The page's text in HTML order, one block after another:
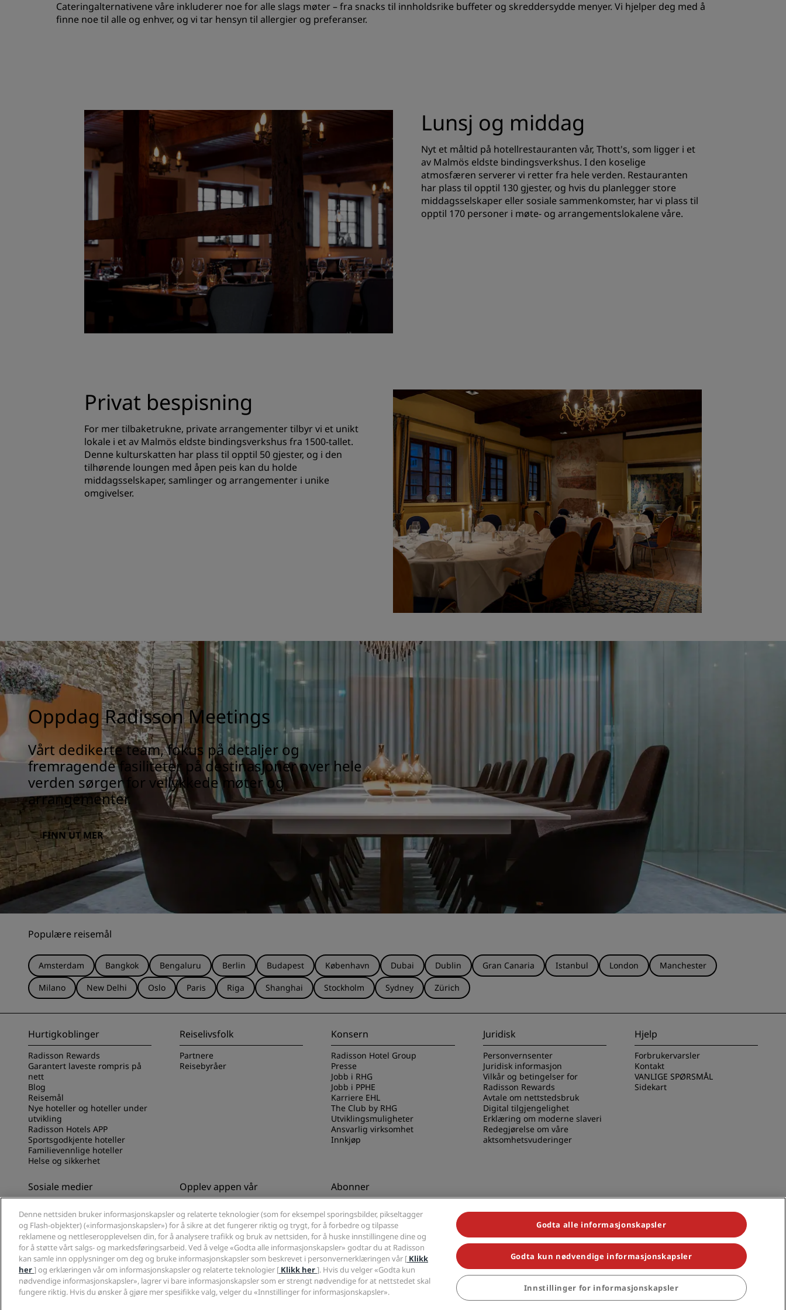
Cateringalternativene våre inkluderer noe for alle slags møter – fra snacks til innholdsrike buffeter og skreddersydde menyer. Vi hjelper deg med å
finne noe til alle og enhver, og vi tar hensyn til allergier og preferanser.
Lunsj og middag
Nyt et måltid på hotellrestauranten vår, Thott's, som ligger i et
av Malmös eldste bindingsverkshus. I den koselige
atmosfæren serverer vi retter fra hele verden. Restauranten
har plass til opptil 130 gjester, og hvis du planlegger store
middagsselskaper eller sosiale sammenkomster, har vi plass til
opptil 170 personer i møte- og arrangementslokalene våre.
Privat bespisning
For mer tilbaketrukne, private arrangementer tilbyr vi et unikt
lokale i et av Malmös eldste bindingsverkshus fra 1500-tallet.
Denne kulturskatten har plass til opptil 50 gjester, og i den
tilhørende loungen med åpen peis kan du holde
middagsselskaper, samlinger og arrangementer i unike
omgivelser.
Oppdag Radisson Meetings
Vårt dedikerte team, fokus på detaljer og
fremragende fasiliteter på destinasjoner over hele
verden sørger for vellykkede møter og
arrangementer.
FINN UT MER
Populære reisemål
Amsterdam Bangkok Bengaluru Berlin Budapest København Dubai Dublin Gran Canaria Istanbul London
Manchester
Milano
New Delhi Oslo Paris Riga Shanghai Stockholm Sydney Zürich
Hurtigkoblinger
Radisson Rewards
Garantert laveste rompris på
nett
Blog
Reisemål
Nye hoteller og hoteller under
utvikling
Radisson Hotels APP
Sportsgodkjente hoteller
Familievennlige hoteller
Helse og sikkerhet
Reiselivsfolk
Partnere
Reisebyråer
Konsern
Radisson Hotel Group
Presse
Jobb i RHG
Jobb i PPHE
Karriere EHL
The Club by RHG
Utviklingsmuligheter
Ansvarlig virksomhet
Innkjøp
Juridisk
Personvernsenter
Juridisk informasjon
Vilkår og betingelser for
Radisson Rewards
Avtale om nettstedsbruk
Digital tilgjengelighet
Erklæring om moderne slaveri
Redegjørelse om våre
aktsomhetsvuderinger
Hjelp
Forbrukervarsler
Kontakt
VANLIGE SPØRSMÅL
Sidekart
Sosiale medier Opplev appen vår Abonner
populære tilbudene våre
© 2026 Radisson Hotel Group.Med enerett. RHG Radisson Hotel Group, Radisson, Radisson RED, Radisson Blu, Radisson Collection, Radisson Individuals, Park Plaza, Park Inn, Country Inn & Suites, Prize by Radisson, Radisson
Rewards og Radisson Meetings er varemerker som tilhører Radisson Hotel Group.
Denne nettsiden bruker informasjonskapsler og relaterte teknologier (som for eksempel sporingsbilder, pikseltagger
og Flash-objekter) («informasjonskapsler») for å sikre at det fungerer riktig og trygt, for å forbedre og tilpasse
reklamene og nettleseropplevelsen din, for å analysere trafikk og bruk av nettsiden, for å huske innstillingene dine og
for å støtte vårt salgs- og markedsføringsarbeid. Ved å velge «Godta alle informasjonskapsler» godtar du at Radisson
kan samle inn opplysninger om deg og bruke informasjonskapsler som beskrevet i personvernerklæringen vår [ Klikk
her] og erklæringen vår om informasjonskapsler og relaterte teknologier [ Klikk her]. Hvis du velger «Godta kun
nødvendige informasjonskapsler», lagrer vi bare informasjonskapsler som er strengt nødvendige for at nettstedet skal
fungere riktig. Hvis du ønsker å gjøre mer spesifikke valg, velger du «Innstillinger for informasjonskapsler».
Godta alle informasjonskapsler
Godta kun nødvendige informasjonskapsler
Innstillinger for informasjonskapsler